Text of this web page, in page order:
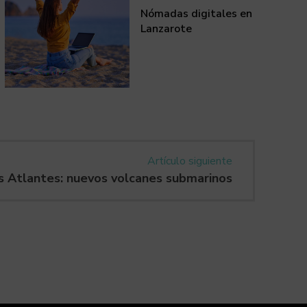
Nómadas digitales en
Lanzarote
Artículo siguiente
Atlantes: nuevos volcanes submarinos